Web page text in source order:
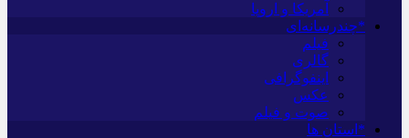
آمریکا و اروپا
*چندرسانه‌ای
فیلم
گالری
اینفوگرافی
عکس
صوت و فیلم
*استان ها